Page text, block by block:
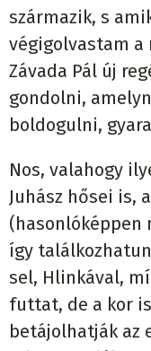
származik, s
végigolvastam
Závada Pál új
gondolni,
boldogulni,
Nos, valahogy
Juhász hősei is,
(hasonlóképpen
így
sel, Hlinkával,
futtat, de a kor
betájolhatják az